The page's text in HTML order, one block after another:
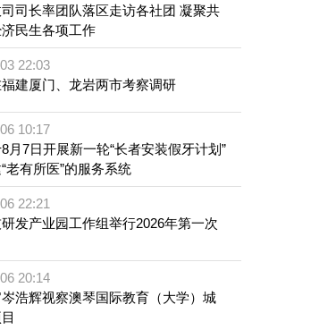
司长率团队落区走访各社团 凝聚共
民生各项工作
22:03
建厦门、龙岩两市考察调研
10:17
月7日开展新一轮“长者安装假牙计划”
老有所医”的服务系统
22:21
发产业园工作组举行2026年第一次
20:14
浩辉视察澳琴国际教育（大学）城